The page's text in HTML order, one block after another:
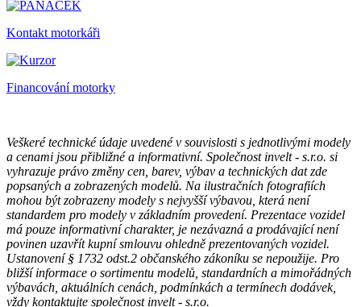
Kontakt motorkáři
Financování motorky
Veškeré technické údaje uvedené v souvislosti s jednotlivými modely
a cenami jsou přibližné a informativní. Společnost invelt - s.r.o. si
vyhrazuje právo změny cen, barev, výbav a technických dat zde
popsaných a zobrazených modelů. Na ilustračních fotografiích
mohou být zobrazeny modely s nejvyšší výbavou, která není
standardem pro modely v základním provedení. Prezentace vozidel
má pouze informativní charakter, je nezávazná a prodávající není
povinen uzavřít kupní smlouvu ohledně prezentovaných vozidel.
Ustanovení § 1732 odst.2 občanského zákoníku se nepoužije. Pro
bližší informace o sortimentu modelů, standardních a mimořádných
výbavách, aktuálních cenách, podmínkách a termínech dodávek,
vždy kontaktujte společnost invelt - s.r.o.